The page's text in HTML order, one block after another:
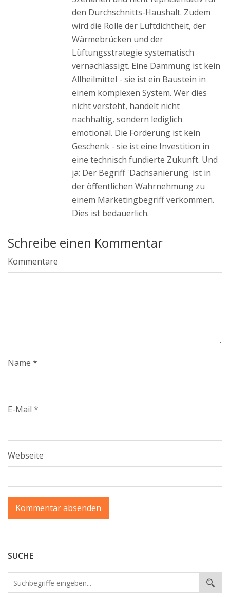
SUCHE
den Durchschnitts-Haushalt. Zudem
wird die Rolle der Luftdichtheit, der
Wärmebrücken und der
Lüftungsstrategie systematisch
vernachlässigt. Eine Dämmung ist kein
Allheilmittel - sie ist ein Baustein in
einem komplexen System. Wer dies
nicht versteht, handelt nicht
nachhaltig, sondern lediglich
emotional. Die Förderung ist kein
Geschenk - sie ist eine Investition in
eine technisch fundierte Zukunft. Und
ja: Der Begriff 'Dachsanierung' ist in
der öffentlichen Wahrnehmung zu
einem Marketingbegriff verkommen.
Dies ist bedauerlich.
Schreibe einen Kommentar
Kommentare
Name *
E-Mail *
Webseite